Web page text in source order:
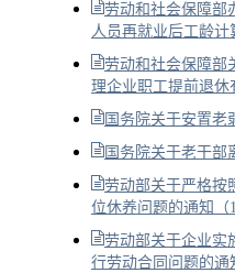
劳动和社会保障部
人员再就业后工龄计
劳动和社会保障部
理企业职工提前退休
国务院关于安置老
国务院关于老干部
劳动部关于严格按
位休养问题的通知（
劳动部关于企业实
行劳动合同问题的通